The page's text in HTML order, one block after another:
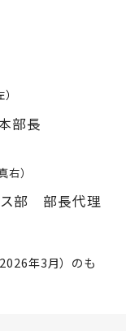
部長
右）
ス部 部長代理
年3月）のも